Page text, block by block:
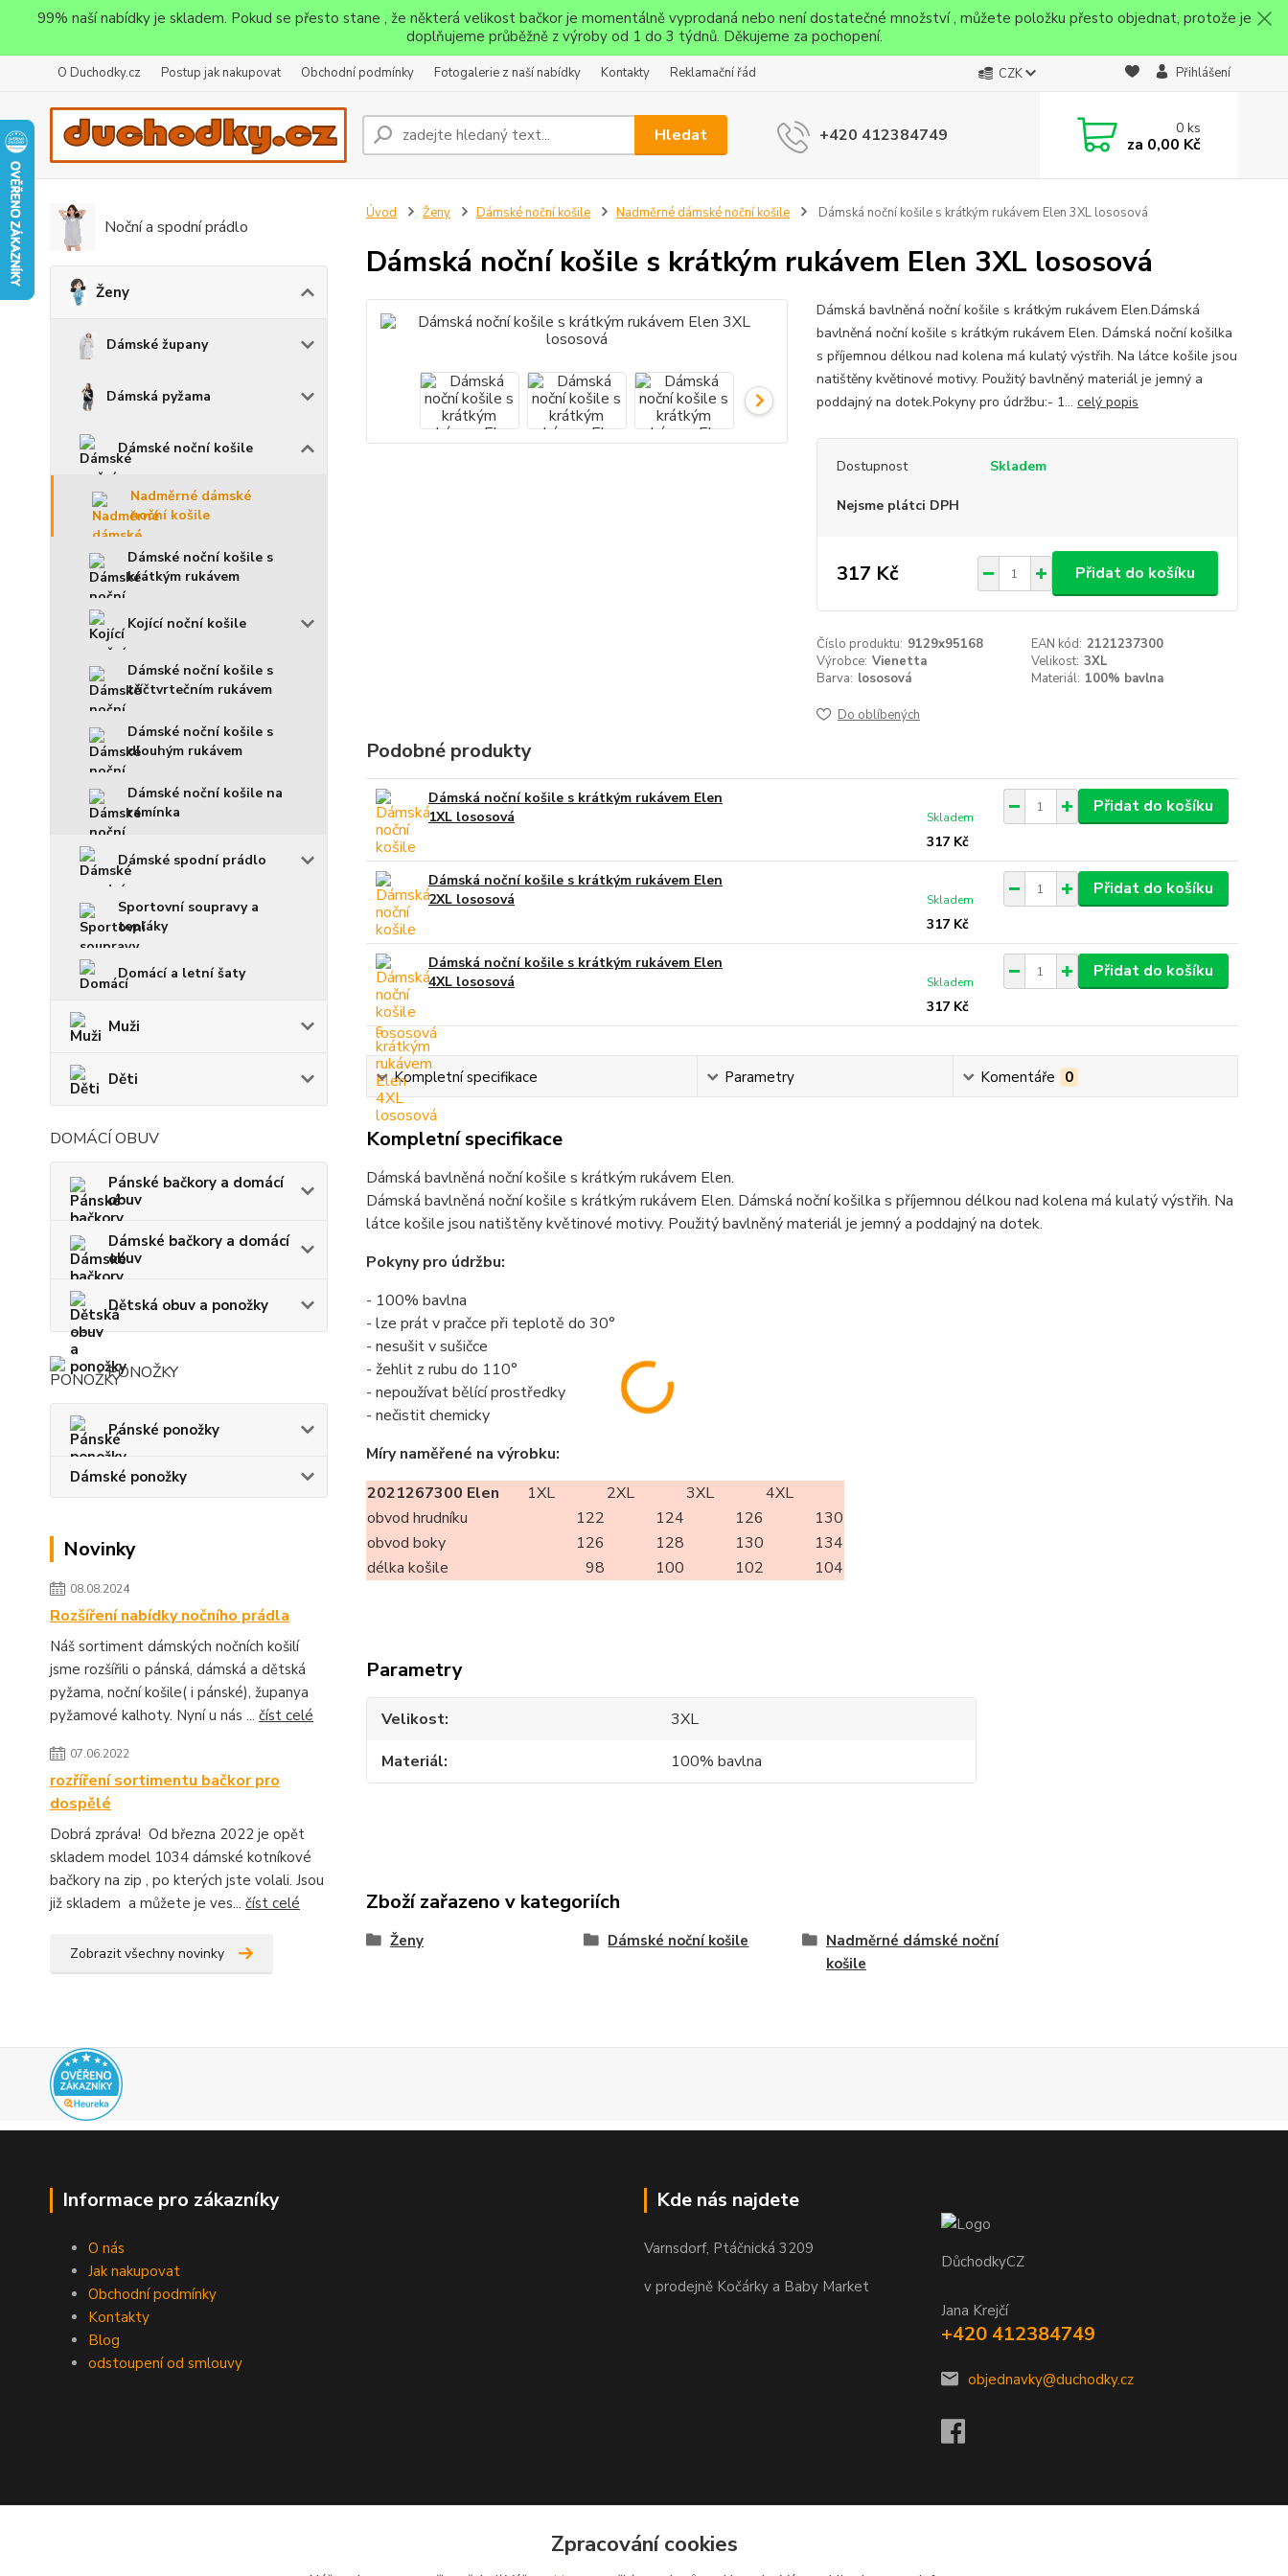
99% naší nabídky je skladem. Pokud se přesto stane , že některá velikost bačkor je momentálně vyprodaná nebo není dostatečné množství , můžete položku přesto objednat, protože je
doplňujeme průběžně z výroby od 1 do 3 týdnů. Děkujeme za pochopení.
O Duchodky.cz Postup jak nakupovat Obchodní podmínky Fotogalerie z naší nabídky Kontakty Reklamační řád CZK Přihlášení
Hledat +420 412384749 0ks
za 0,00 Kč
Noční a spodní prádlo
Ženy
Dámské župany
Dámská pyžama
Dámské noční košile
Nadměrné dámské
noční košile
Dámské noční košile s
krátkým rukávem
Kojící noční košile
Dámské noční košile s
tříčtvrtečním rukávem
Dámské noční košile s
dlouhým rukávem
Dámské noční košile na
ramínka
Dámské spodní prádlo
Sportovní soupravy a
tepláky
Domácí a letní šaty
Muži
Děti
DOMÁCÍ OBUV
Pánské bačkory a domácí
obuv
Dámské bačkory a domácí
obuv
Dětská obuv a ponožky
PONOŽKY
Pánské ponožky
Dámské ponožky
Novinky
08.08.2024
Rozšíření nabídky nočního prádla
Náš sortiment dámských nočních košilí
jsme rozšířili o pánská, dámská a dětská
pyžama, noční košile( i pánské), županya
pyžamové kalhoty. Nyní u nás ... číst celé
07.06.2022
rozříření sortimentu bačkor pro
dospělé
Dobrá zpráva! Od března 2022 je opět
skladem model 1034 dámské kotníkové
bačkory na zip , po kterých jste volali. Jsou
již skladem a můžete je ves... číst celé
Zobrazit všechny novinky
Úvod Ženy Dámské noční košile Nadměrné dámské noční košile Dámská noční košile s krátkým rukávem Elen 3XL lososová
Dámská noční košile s krátkým rukávem Elen 3XL lososová
Dámská bavlněná noční košile s krátkým rukávem Elen.Dámská
bavlněná noční košile s krátkým rukávem Elen. Dámská noční košilka
s příjemnou délkou nad kolena má kulatý výstřih. Na látce košile jsou
natištěny květinové motivy. Použitý bavlněný materiál je jemný a
poddajný na dotek.Pokyny pro údržbu:- 1... celý popis
Dostupnost Skladem
Nejsme plátci DPH
317 Kč Přidat do košíku
Číslo produktu: 9129x95168 EAN kód: 2121237300
Výrobce: Vienetta Velikost: 3XL
Barva: lososová Materiál: 100% bavlna
Do oblíbených
Podobné produkty
Dámská noční košile s krátkým rukávem Elen
1XL lososová
317 Kč
Skladem
Přidat do košíku
Dámská noční košile s krátkým rukávem Elen
2XL lososová
317 Kč
Skladem
Přidat do košíku
Dámská noční košile s krátkým rukávem Elen
4XL lososová
317 Kč
Skladem
Přidat do košíku
Kompletní specifikace Parametry Komentáře 0
Kompletní specifikace
Dámská bavlněná noční košile s krátkým rukávem Elen.
Dámská bavlněná noční košile s krátkým rukávem Elen. Dámská noční košilka s příjemnou délkou nad kolena má kulatý výstřih. Na
látce košile jsou natištěny květinové motivy. Použitý bavlněný materiál je jemný a poddajný na dotek.
Pokyny pro údržbu:
- 100% bavlna
- lze prát v pračce při teplotě do 30°
- nesušit v sušičce
- žehlit z rubu do 110°
- nepoužívat bělící prostředky
- nečistit chemicky
Míry naměřené na výrobku:
2021267300 Elen
1XL 2XL 3XL
4XL
obvod hrudníku
122 124 126
130
obvod boky
126 128 130
134
délka košile
98 100 102 104
Parametry
Velikost
3XL
Materiál
100% bavlna
Zboží zařazeno v kategoriích
Ženy Dámské noční košile
Nadměrné dámské noční
košile
Informace pro zákazníky
O nás
Jak nakupovat
Obchodní podmínky
Kontakty
Blog
odstoupení od smlouvy
Kde nás najdete
Varnsdorf, Ptáčnická 3209
v prodejně Kočárky a Baby Market
DůchodkyCZ
Jana Krejčí
+420 412384749
objednavky@duchodky.cz
Zpracování cookies